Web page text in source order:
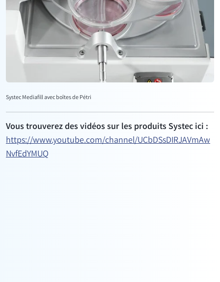
Systec Mediafill avec boîtes de Pétri
Vous trouverez des vidéos sur les produits Systec ici :
https://www.youtube.com/channel/UCbDSsDIRJAVmAw
NvfEdYMUQ